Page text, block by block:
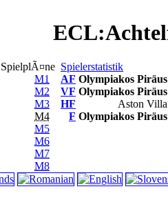
SpielplÃ¤ne Spielerstatistik
M1
M2
M3
M4
M5
M6
M7
M8
AF Olympiakos Piräus
VF Olympiakos Piräus
HF
Aston Villa
F Olympiakos Piräus